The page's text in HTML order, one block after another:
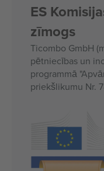
ES
zīmogs
Ticombo GmbH
pētniecības un
programmā
priekšlikumu Nr.